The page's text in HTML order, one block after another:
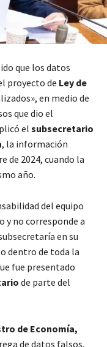
que los datos
proyecto de Ley de
en medio de
que dio el
el subsecretario
, la información
de 2024, cuando la
año.
del equipo
y no corresponde a
en su
dentro de toda la
fue presentado
de parte del
de Economía,
de datos falsos,